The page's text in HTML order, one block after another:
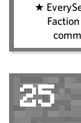
★
25